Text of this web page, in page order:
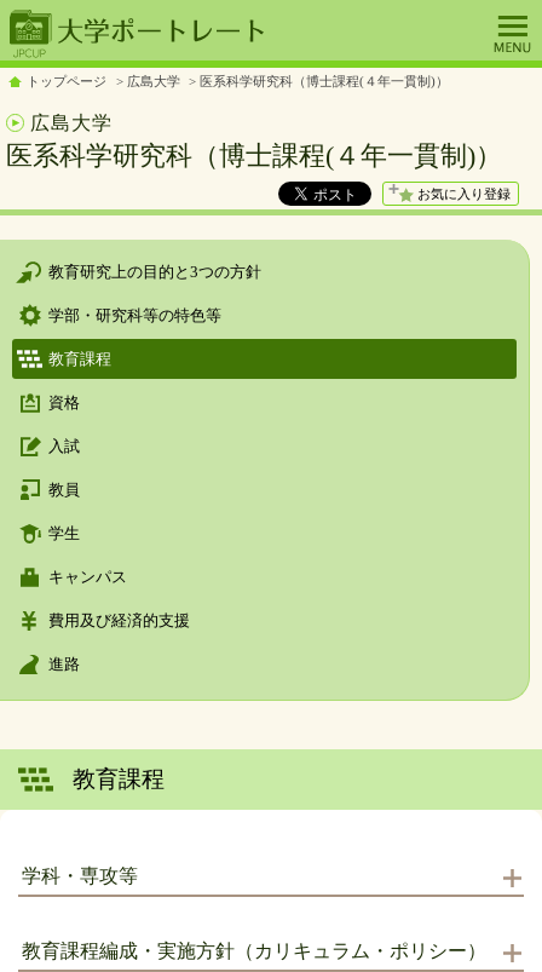
トップページ 広島大学 医系科学研究科（博士課程(４年一貫制)）
広島大学
医系科学研究科（博士課程(４年一貫制)）
お気に入り登録
教育研究上の目的と3つの方針
学部・研究科等の特色等
教育課程
資格
入試
教員
学生
キャンパス
費用及び経済的支援
進路
教育課程
学科・専攻等
教育課程編成・実施方針（カリキュラム・ポリシー）